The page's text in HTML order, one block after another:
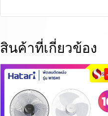
สินค้าที่เกี่ยวข้อง